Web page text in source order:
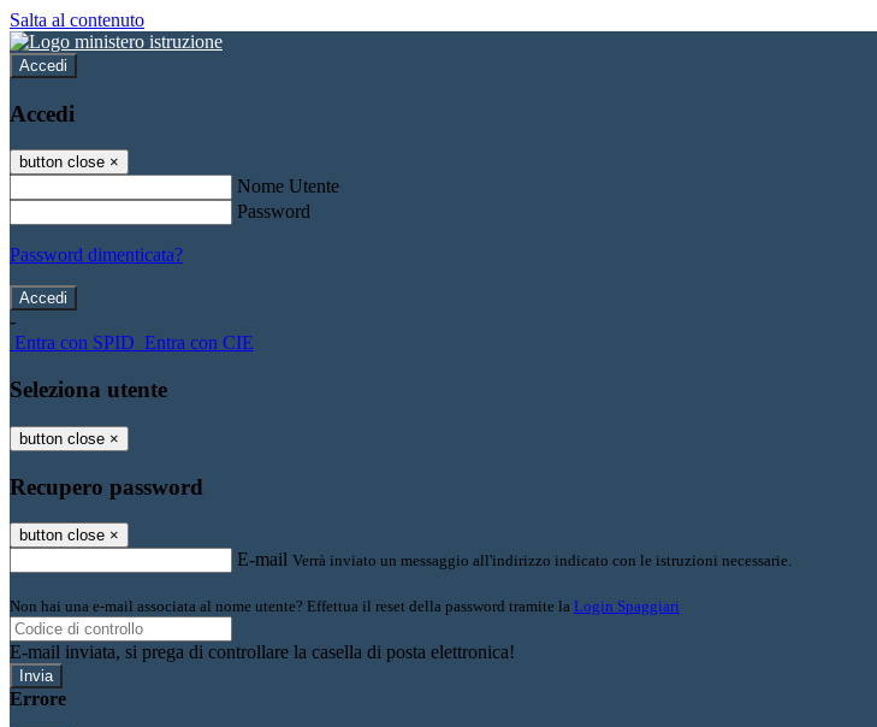
Salta al contenuto
Accedi
Accedi
button close ×
Nome Utente
Password
Password dimenticata?
-
Entra con SPID Entra con CIE
Seleziona utente
button close ×
Recupero password
button close ×
E-mail Verrà inviato un messaggio all'indirizzo indicato con le istruzioni necessarie.
Non hai una e-mail associata al nome utente? Effettua il reset della password tramite la Login Spaggiari
E-mail inviata, si prega di controllare la casella di posta elettronica!
Errore